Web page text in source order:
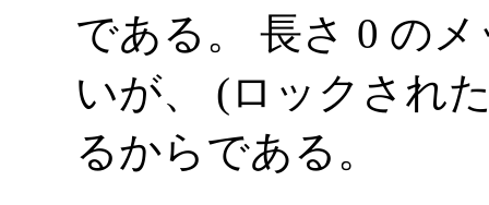
である。 長さ 0 の
いが、 (ロックされ
るからである。